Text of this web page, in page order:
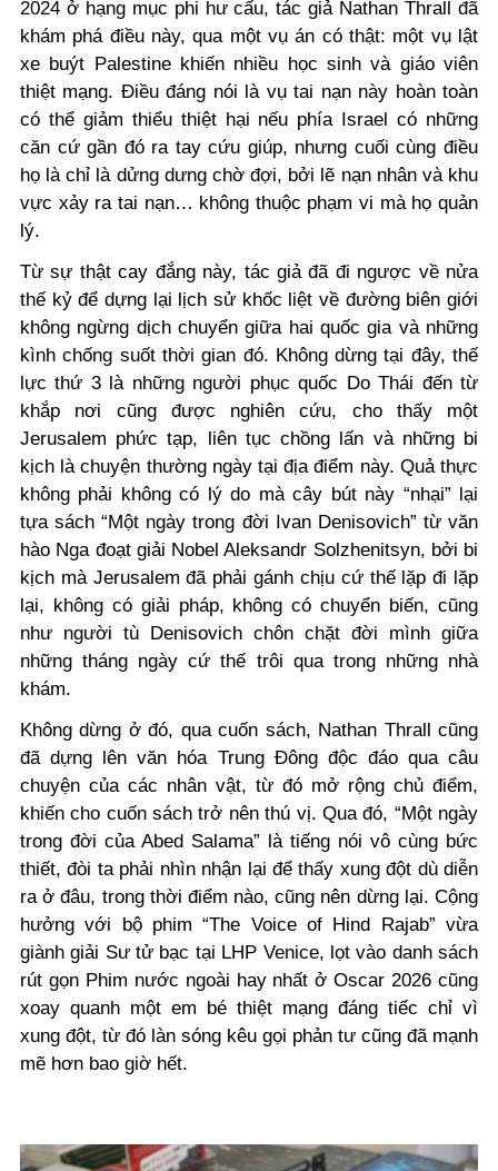
2024 ở hạng mục phi hư cấu, tác giả Nathan Thrall đã
khám phá điều này, qua một vụ án có thật: một vụ lật
xe buýt Palestine khiến nhiều học sinh và giáo viên
thiệt mạng. Điều đáng nói là vụ tai nạn này hoàn toàn
có thể giảm thiểu thiệt hại nếu phía Israel có những
căn cứ gần đó ra tay cứu giúp, nhưng cuối cùng điều
họ là chỉ là dửng dưng chờ đợi, bởi lẽ nạn nhân và khu
vực xảy ra tai nạn… không thuộc phạm vi mà họ quản
lý.
Từ sự thật cay đắng này, tác giả đã đi ngược về nửa
thế kỷ để dựng lại lịch sử khốc liệt về đường biên giới
không ngừng dịch chuyển giữa hai quốc gia và những
kình chống suốt thời gian đó. Không dừng tại đây, thế
lực thứ 3 là những người phục quốc Do Thái đến từ
khắp nơi cũng được nghiên cứu, cho thấy một
Jerusalem phức tạp, liên tục chồng lấn và những bi
kịch là chuyện thường ngày tại địa điểm này. Quả thực
không phải không có lý do mà cây bút này “nhại” lại
tựa sách “Một ngày trong đời Ivan Denisovich” từ văn
hào Nga đoạt giải Nobel Aleksandr Solzhenitsyn, bởi bi
kịch mà Jerusalem đã phải gánh chịu cứ thế lặp đi lặp
lại, không có giải pháp, không có chuyển biến, cũng
như người tù Denisovich chôn chặt đời mình giữa
những tháng ngày cứ thế trôi qua trong những nhà
khám.
Không dừng ở đó, qua cuốn sách, Nathan Thrall cũng
đã dựng lên văn hóa Trung Đông độc đáo qua câu
chuyện của các nhân vật, từ đó mở rộng chủ điểm,
khiến cho cuốn sách trở nên thú vị. Qua đó, “Một ngày
trong đời của Abed Salama” là tiếng nói vô cùng bức
thiết, đòi ta phải nhìn nhận lại để thấy xung đột dù diễn
ra ở đâu, trong thời điểm nào, cũng nên dừng lại. Cộng
hưởng với bộ phim “The Voice of Hind Rajab” vừa
giành giải Sư tử bạc tại LHP Venice, lọt vào danh sách
rút gọn Phim nước ngoài hay nhất ở Oscar 2026 cũng
xoay quanh một em bé thiệt mạng đáng tiếc chỉ vì
xung đột, từ đó làn sóng kêu gọi phản tư cũng đã mạnh
mẽ hơn bao giờ hết.